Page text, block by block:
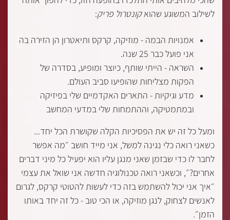
לשילוב המשוגע שהואקונטרול פריק:
אמנויות הבמה - מוזיקה, קרקס ותיאטרון הן הזירה בה
אני פועל כבר 25 שנה.
השראה - הייתי שותף, כיוצר ומופיע, בסדרה של
הפקות מצליחות שהופיעו סביב העולם.
מדע וגיקיות - התארים האקדמיים שלי בפיזיקה
ובמתמטיקה, וההתמחות שלי במדעי המחשב
ומעל כל זה יש את הפסיכיות הקלה שקושרת הכל יחד...
כשאני רואה כלי נגינה למשל, אני מייד חושב ״מה אפשר
לחבר לו כדי שבזמן שאני מנגן עליו הוא יפעיל כל מיני דברים
אחרים?״, וכשאני רואה טכנולוגיה חדשה אני שואל את עצמי
״איך אני יכול להשתמש בזה כדי לעשות להטוטי קרקס, לגרום
לאנשים לצחוק, לנגן מוזיקה, או הכי טוב - כל זה יחד באותו
הזמן״.